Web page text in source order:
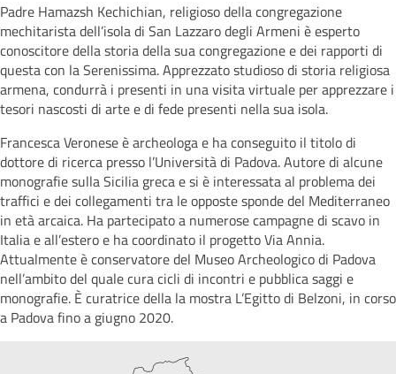
Padre Hamazsh Kechichian, religioso della congregazione
mechitarista dell’isola di San Lazzaro degli Armeni è esperto
conoscitore della storia della sua congregazione e dei rapporti di
questa con la Serenissima. Apprezzato studioso di storia religiosa
armena, condurrà i presenti in una visita virtuale per apprezzare i
tesori nascosti di arte e di fede presenti nella sua isola.
Francesca Veronese è archeologa e ha conseguito il titolo di
dottore di ricerca presso l’Università di Padova. Autore di alcune
monografie sulla Sicilia greca e si è interessata al problema dei
traffici e dei collegamenti tra le opposte sponde del Mediterraneo
in età arcaica. Ha partecipato a numerose campagne di scavo in
Italia e all’estero e ha coordinato il progetto Via Annia.
Attualmente è conservatore del Museo Archeologico di Padova
nell’ambito del quale cura cicli di incontri e pubblica saggi e
monografie. È curatrice della la mostra L’Egitto di Belzoni, in corso
a Padova fino a giugno 2020.